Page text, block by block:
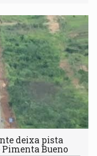
deixa pista
Bueno